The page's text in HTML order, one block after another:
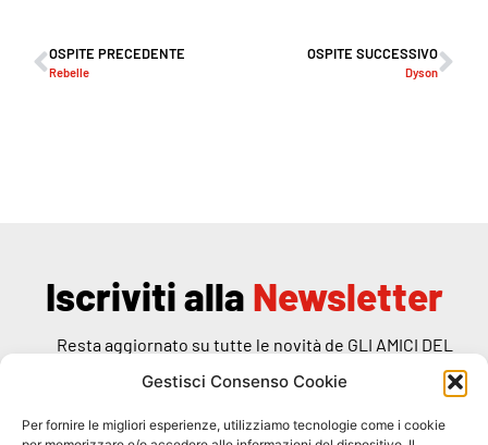
Gestisci Consenso Cookie
Per fornire le migliori esperienze, utilizziamo tecnologie come i cookie
OSPITE PRECEDENTE
Rebelle
OSPITE SUCCESSIVO
Dyson
Iscriviti alla Newsletter
Resta aggiornato su tutte le novità de GLI AMICI DEL
RANDAGIO